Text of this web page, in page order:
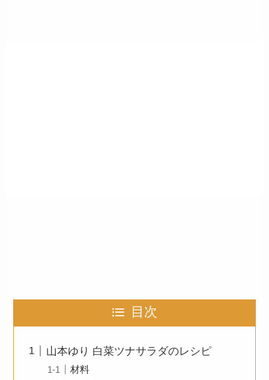
目次
山本ゆり 白菜ツナサラダのレシピ
材料